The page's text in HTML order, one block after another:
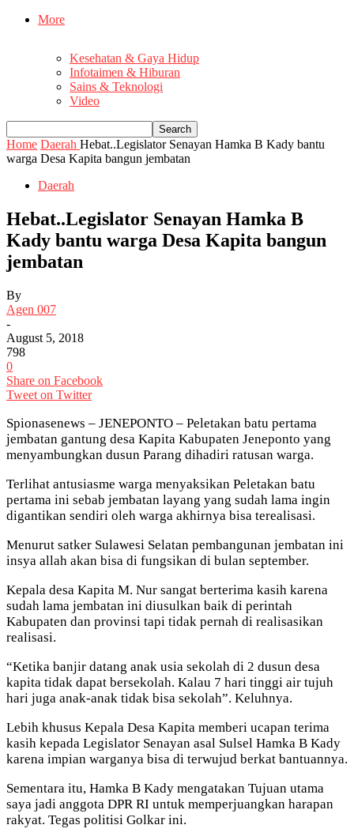
More
Kesehatan & Gaya Hidup
Infotaimen & Hiburan
Sains & Teknologi
Video
Home Daerah Hebat..Legislator Senayan Hamka B Kady bantu
warga Desa Kapita bangun jembatan
Daerah
Hebat..Legislator Senayan Hamka B
Kady bantu warga Desa Kapita bangun
jembatan
By
Agen 007
-
August 5, 2018
798
0
Share on Facebook
Tweet on Twitter
Spionasenews – JENEPONTO – Peletakan batu pertama
jembatan gantung desa Kapita Kabupaten Jeneponto yang
menyambungkan dusun Parang dihadiri ratusan warga.
Terlihat antusiasme warga menyaksikan Peletakan batu
pertama ini sebab jembatan layang yang sudah lama ingin
digantikan sendiri oleh warga akhirnya bisa terealisasi.
Menurut satker Sulawesi Selatan pembangunan jembatan ini
insya allah akan bisa di fungsikan di bulan september.
Kepala desa Kapita M. Nur sangat berterima kasih karena
sudah lama jembatan ini diusulkan baik di perintah
Kabupaten dan provinsi tapi tidak pernah di realisasikan
realisasi.
“Ketika banjir datang anak usia sekolah di 2 dusun desa
kapita tidak dapat bersekolah. Kalau 7 hari tinggi air tujuh
hari juga anak-anak tidak bisa sekolah”. Keluhnya.
Lebih khusus Kepala Desa Kapita memberi ucapan terima
kasih kepada Legislator Senayan asal Sulsel Hamka B Kady
karena impian warganya bisa di terwujud berkat bantuannya.
Sementara itu, Hamka B Kady mengatakan Tujuan utama
saya jadi anggota DPR RI untuk memperjuangkan harapan
rakyat. Tegas politisi Golkar ini.